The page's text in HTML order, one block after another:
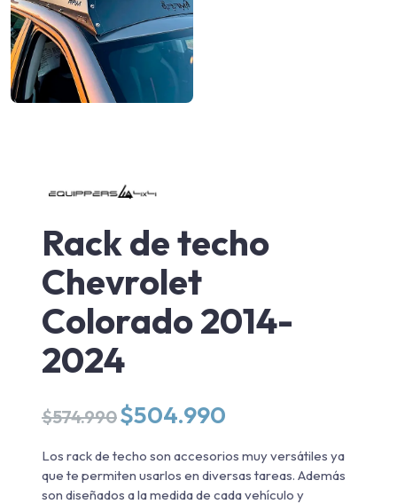
Rack de techo
Chevrolet
Colorado 2014-
2024
$574.990 El
precio
original
era:
$574.990.
$504.990
es:
$504.990.
Los rack de techo son accesorios muy versátiles ya
que te permiten usarlos en diversas tareas. Además
son diseñados a la medida de cada vehículo y